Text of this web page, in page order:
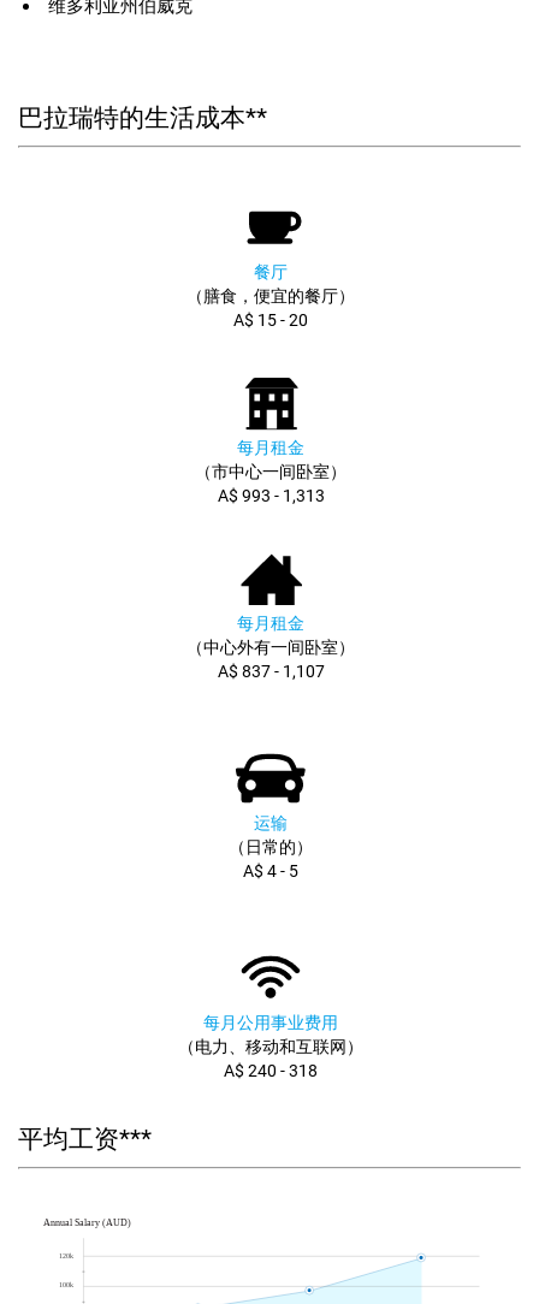
维多利亚州伯威克
巴拉瑞特的生活成本**
餐厅
（膳食，便宜的餐厅）
A$ 15 - 20
每月租金
（市中心一间卧室）
A$ 993 - 1,313
每月租金
（中心外有一间卧室）
A$ 837 - 1,107
运输
（日常的）
A$ 4 - 5
每月公用事业费用
（电力、移动和互联网）
A$ 240 - 318
平均工资***